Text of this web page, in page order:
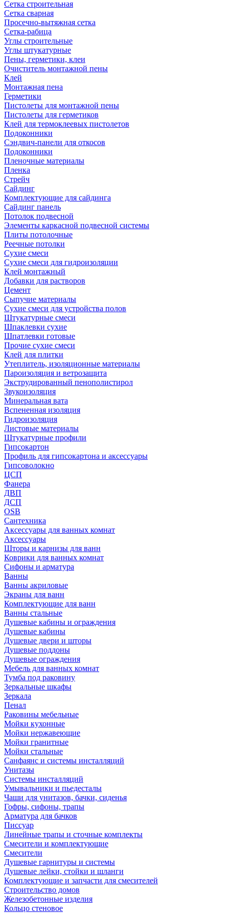
Сетка строительная
Сетка сварная
Просечно-вытяжная сетка
Сетка-рабица
Углы строительные
Углы штукатурные
Пены, герметики, клеи
Очиститель монтажной пены
Клей
Монтажная пена
Герметики
Пистолеты для монтажной пены
Пистолеты для герметиков
Клей для термоклеевых пистолетов
Подоконники
Сэндвич-панели для откосов
Подоконники
Пленочные материалы
Пленка
Стрейч
Сайдинг
Комплектующие для сайдинга
Сайдинг панель
Потолок подвесной
Элементы каркасной подвесной системы
Плиты потолочные
Реечные потолки
Сухие смеси
Сухие смеси для гидроизоляции
Клей монтажный
Добавки для растворов
Цемент
Сыпучие материалы
Сухие смеси для устройства полов
Штукатурные смеси
Шпаклевки сухие
Шпатлевки готовые
Прочие сухие смеси
Клей для плитки
Утеплитель, изоляционные материалы
Пароизоляция и ветрозащита
Экструдированный пенополистирол
Звукоизоляция
Минеральная вата
Вспененная изоляция
Гидроизоляция
Листовые материалы
Штукатурные профили
Гипсокартон
Профиль для гипсокартона и аксессуары
Гипсоволокно
ЦСП
Фанера
ДВП
ДСП
OSB
Сантехника
Аксессуары для ванных комнат
Аксессуары
Шторы и карнизы для ванн
Коврики для ванных комнат
Сифоны и арматура
Ванны
Ванны акриловые
Экраны для ванн
Комплектующие для ванн
Ванны стальные
Душевые кабины и ограждения
Душевые кабины
Душевые двери и шторы
Душевые поддоны
Душевые ограждения
Мебель для ванных комнат
Тумба под раковину
Зеркальные шкафы
Зеркала
Пенал
Раковины мебельные
Мойки кухонные
Мойки нержавеющие
Мойки гранитные
Мойки стальные
Санфаянс и системы инсталляций
Унитазы
Системы инсталляций
Умывальники и пьедесталы
Чаши для унитазов, бачки, сиденья
Гофры, сифоны, трапы
Арматура для бачков
Писсуар
Линейные трапы и сточные комплекты
Смесители и комплектующие
Смесители
Душевые гарнитуры и системы
Душевые лейки, стойки и шланги
Комплектующие и запчасти для смесителей
Строительство домов
Железобетонные изделия
Кольцо стеновое